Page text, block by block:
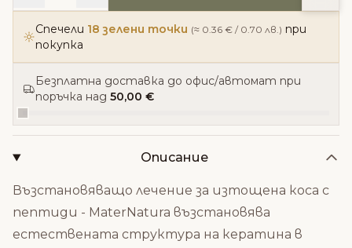
Спечели 18 зелени точки (≈ 0.36 € / 0.70 лв.) при
покупка
Безплатна доставка до офис/автомат при
поръчка над 50,00 €
Описание
Възстановяващо лечение за изтощена коса с
пептиди - MaterNatura възстановява
естествената структура на кератина в